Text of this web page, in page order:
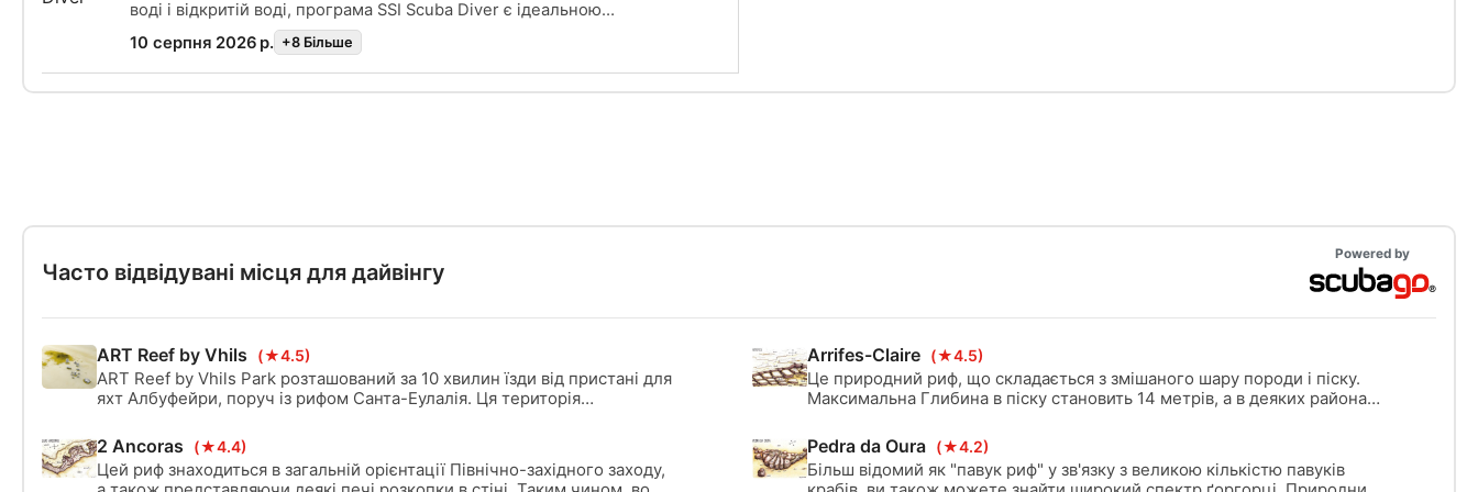
кисень та надавати підтримку АЗД в екстрених ситуаціях.
воді і відкритій воді, програма SSI Scuba Diver є ідеальною
основою для того, щоб стати впевненим і безпечним
дайвером. Ви навчитеся всьому необхідному для занурення
з аквалангом у відкритій воді на глибину до 12 метрів з
професіоналом SSI. На цій програмі ви пройдете майже
10 серпня 2026 р. +8 Бiльше
Часто відвідувані місця для дайвінгу
Powered by
ART Reef by Vhils (★4.5)
ART Reef by Vhils Park розташований за 10 хвилин їзди від пристані для
яхт Албуфейри, поруч із рифом Санта-Еулалія. Ця територія
рекреаційний відпочинок та фрідайвінг. O parque é composto por 13
peças retiradas, tratadas e convertidas em arte.
Arrifes-Claire (★4.5)
Це природний риф, що складається з змішаного шару породи і піску.
Максимальна Глибина в піску становить 14 метрів, а в деяких районах
2 Ancoras (★4.4)
Цей риф знаходиться в загальній орієнтації Північно-західного заходу,
Pedra da Oura (★4.2)
Більш відомий як "павук риф" у зв'язку з великою кількістю павуків